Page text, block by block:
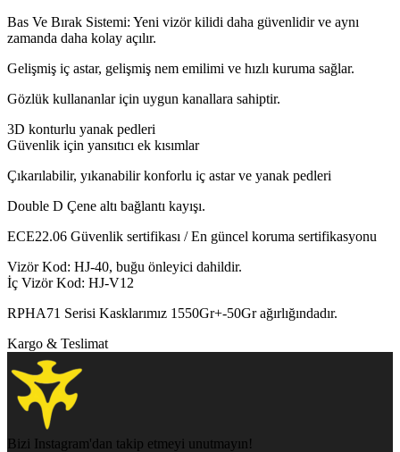
Bas Ve Bırak Sistemi: Yeni vizör kilidi daha güvenlidir ve aynı
zamanda daha kolay açılır.
Gelişmiş iç astar, gelişmiş nem emilimi ve hızlı kuruma sağlar.
Gözlük kullananlar için uygun kanallara sahiptir.
3D konturlu yanak pedleri
Güvenlik için yansıtıcı ek kısımlar
Çıkarılabilir, yıkanabilir konforlu iç astar ve yanak pedleri
Double D Çene altı bağlantı kayışı.
ECE22.06 Güvenlik sertifikası / En güncel koruma sertifikasyonu
Vizör Kod: HJ-40, buğu önleyici dahildir.
İç Vizör Kod: HJ-V12
RPHA71 Serisi Kasklarımız 1550Gr+-50Gr ağırlığındadır.
Kargo & Teslimat
Bizi Instagram'dan takip etmeyi unutmayın!